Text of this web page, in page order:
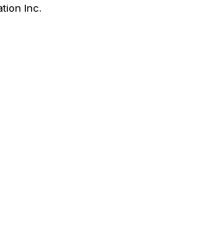
Inc.